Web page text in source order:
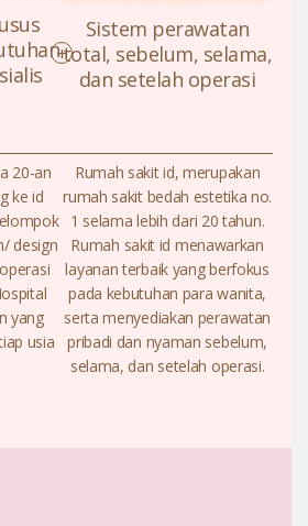
Sistem perawatan
total, sebelum, selama,
dan setelah operasi
+
20-an
ke id
design
yang
usia
Rumah sakit id, merupakan
rumah sakit bedah estetika no.
1 selama lebih dari 20 tahun.
Rumah sakit id menawarkan
layanan terbaik yang berfokus
pada kebutuhan para wanita,
serta menyediakan perawatan
pribadi dan nyaman sebelum,
selama, dan setelah operasi.